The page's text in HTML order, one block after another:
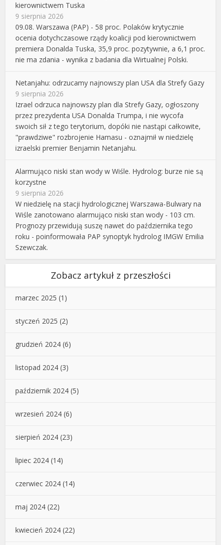
kierownictwem Tuska
9 sierpnia 2026
09.08. Warszawa (PAP) - 58 proc. Polaków krytycznie
ocenia dotychczasowe rządy koalicji pod kierownictwem
premiera Donalda Tuska, 35,9 proc. pozytywnie, a 6,1 proc.
nie ma zdania - wynika z badania dla Wirtualnej Polski.
Netanjahu: odrzucamy najnowszy plan USA dla Strefy Gazy
9 sierpnia 2026
Izrael odrzuca najnowszy plan dla Strefy Gazy, ogłoszony
przez prezydenta USA Donalda Trumpa, i nie wycofa
swoich sił z tego terytorium, dopóki nie nastąpi całkowite,
"prawdziwe" rozbrojenie Hamasu - oznajmił w niedzielę
izraelski premier Benjamin Netanjahu.
Alarmująco niski stan wody w Wiśle. Hydrolog: burze nie są
korzystne
9 sierpnia 2026
W niedzielę na stacji hydrologicznej Warszawa-Bulwary na
Wiśle zanotowano alarmująco niski stan wody - 103 cm.
Prognozy przewidują suszę nawet do października tego
roku - poinformowała PAP synoptyk hydrolog IMGW Emilia
Szewczak.
Zobacz artykuł z przeszłości
marzec 2025 (1)
styczeń 2025 (2)
grudzień 2024 (6)
listopad 2024 (3)
październik 2024 (5)
wrzesień 2024 (6)
sierpień 2024 (23)
lipiec 2024 (14)
czerwiec 2024 (14)
maj 2024 (22)
kwiecień 2024 (22)